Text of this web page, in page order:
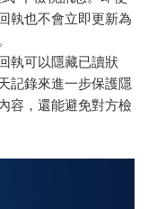
執也不會立即更新為
執可以隱藏已讀狀
記錄來進一步保護隱
容，還能避免對方檢